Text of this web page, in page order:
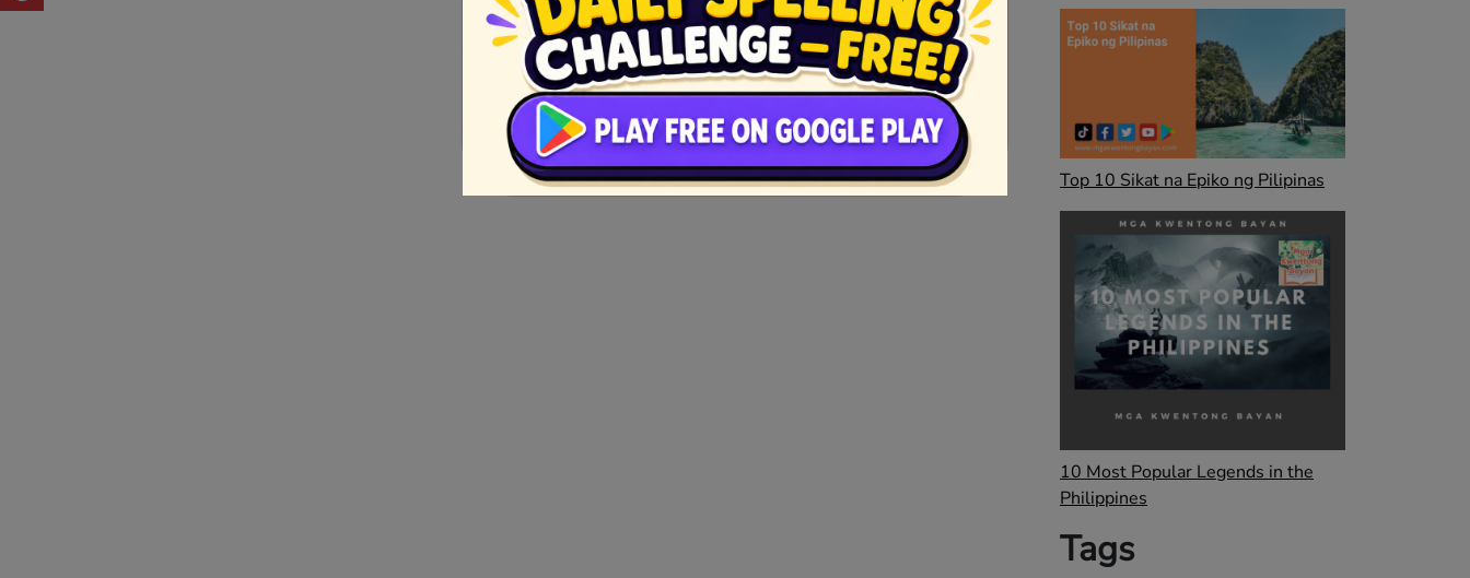
Top 10 Sikat na Epiko ng Pilipinas
10 Most Popular Legends in the
Philippines
Tags